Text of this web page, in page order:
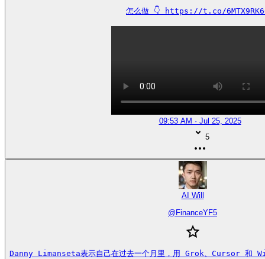
怎么做 👇 https://t.co/
09:53 AM · Jul 25, 2025
5
AI Will
@ FinanceYF5
Danny Limanseta表示自己在过去一个月里，用 Grok、Cursor 和